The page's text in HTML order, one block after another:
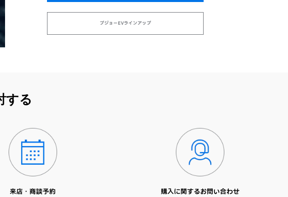
プジョーEVラインアップ
する
来店・商談予約 購入に関するお問い合わせ